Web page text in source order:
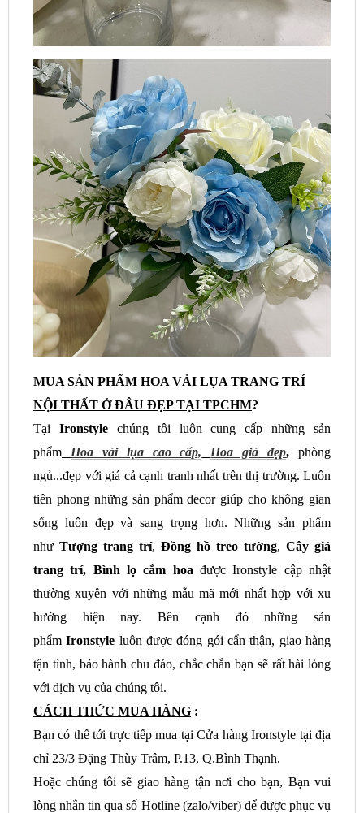
MUA SẢN PHẨM HOA VẢI LỤA TRANG TRÍ
NỘI THẤT Ở ĐÂU ĐẸP TẠI TPCHM?
Tại Ironstyle chúng tôi luôn cung cấp những sản
phẩm
Hoa vải lụa cao cấp, Hoa giả đẹp, phòng
ngủ...đẹp với giá cả cạnh tranh nhất trên thị trường. Luôn
tiên phong những sản phẩm decor giúp cho không gian
sống luôn đẹp và sang trọng hơn. Những sản phẩm
như Tượng trang trí, Đồng hồ treo tường, Cây giả
trang trí, Bình lọ cắm hoa được Ironstyle cập nhật
thường xuyên với những mẫu mã mới nhất hợp với xu
hướng hiện nay. Bên cạnh đó những sản
phẩmIronstyle luôn được đóng gói cẩn thận, giao hàng
tận tình, bảo hành chu đáo, chắc chắn bạn sẽ rất hài lòng
với dịch vụ của chúng tôi.
CÁCH THỨC MUA HÀNG :
Bạn có thể tới trực tiếp mua tại Cửa hàng Ironstyle tại địa
chỉ 23/3 Đặng Thùy Trâm, P.13, Q.Bình Thạnh.
Hoặc chúng tôi sẽ giao hàng tận nơi cho bạn, Bạn vui
lòng nhắn tin qua số Hotline (zalo/viber) để được phục vụ